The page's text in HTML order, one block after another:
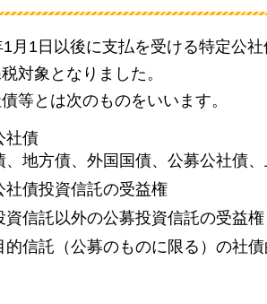
1月1日以後に支払を受ける特定公
対象となりました。
等とは次のものをいいます。
社債
、地方債、外国国債、公募公社債
社債投資信託の受益権
資信託以外の公募投資信託の受益権
的信託（公募のものに限る）の社